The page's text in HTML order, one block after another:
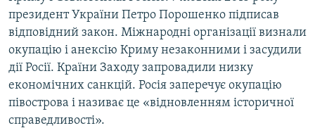
президент України Петро Порошенко підписав
відповідний закон. Міжнародні організації визнали
окупацію і анексію Криму незаконними і засудили
дії Росії. Країни Заходу запровадили низку
економічних санкцій. Росія заперечує окупацію
півострова і називає це «відновленням історичної
справедливості».